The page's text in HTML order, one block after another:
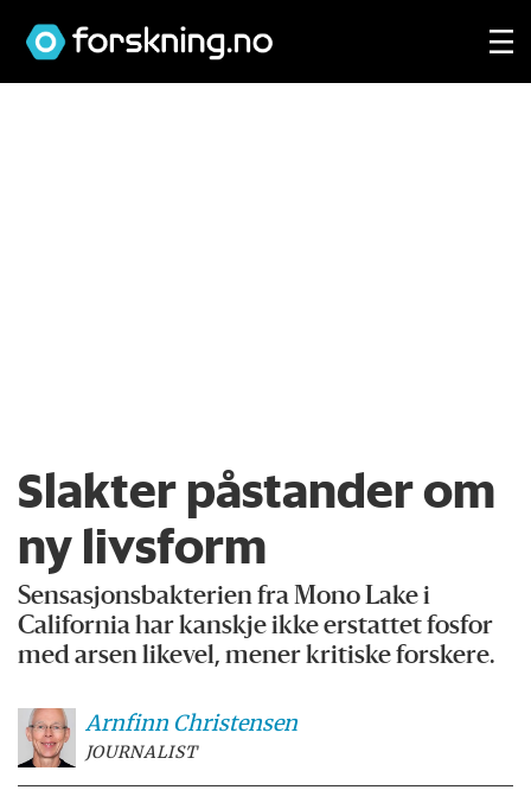
Slakter påstander om
ny livsform
Sensasjonsbakterien fra Mono Lake i
California har kanskje ikke erstattet fosfor
med arsen likevel, mener kritiske forskere.
Arnfinn Christensen
JOURNALIST